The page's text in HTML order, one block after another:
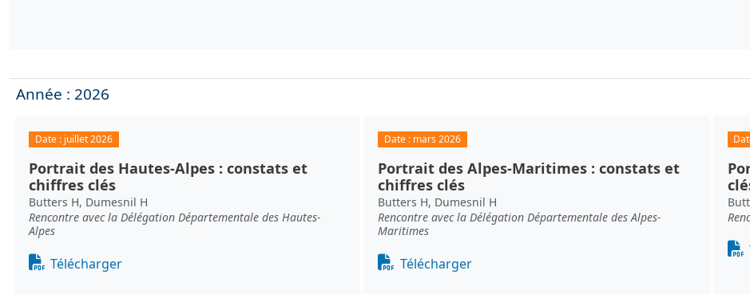
Année : 2026
Date : juillet 2026
Portrait des Hautes-Alpes : constats et
chiffres clés
Butters H, Dumesnil H
Rencontre avec la Délégation Départementale des Hautes-
Alpes
Document
Télécharger
Date : mars 2026
Portrait des Alpes-Maritimes : constats et
chiffres clés
Butters H, Dumesnil H
Rencontre avec la Délégation Départementale des Alpes-
Maritimes
Document
Télécharger